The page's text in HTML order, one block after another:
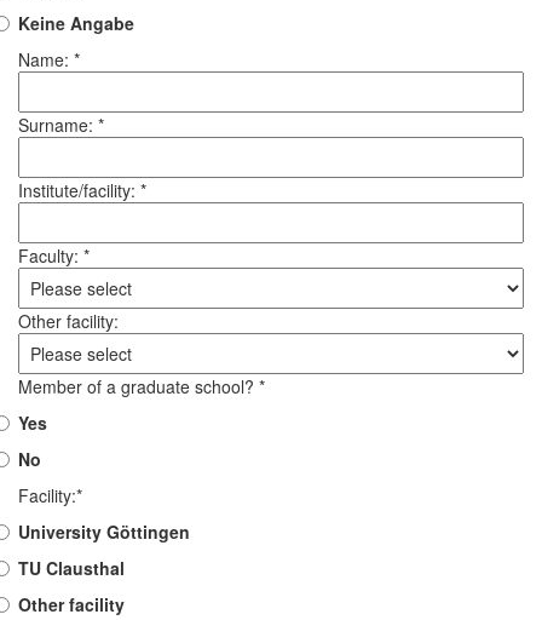
Keine Angabe
Name: *
Surname: *
Institute/facility: *
Faculty: *
Other facility:
Member of a graduate school? *
Yes
No
Facility:*
University Göttingen
TU Clausthal
Other facility